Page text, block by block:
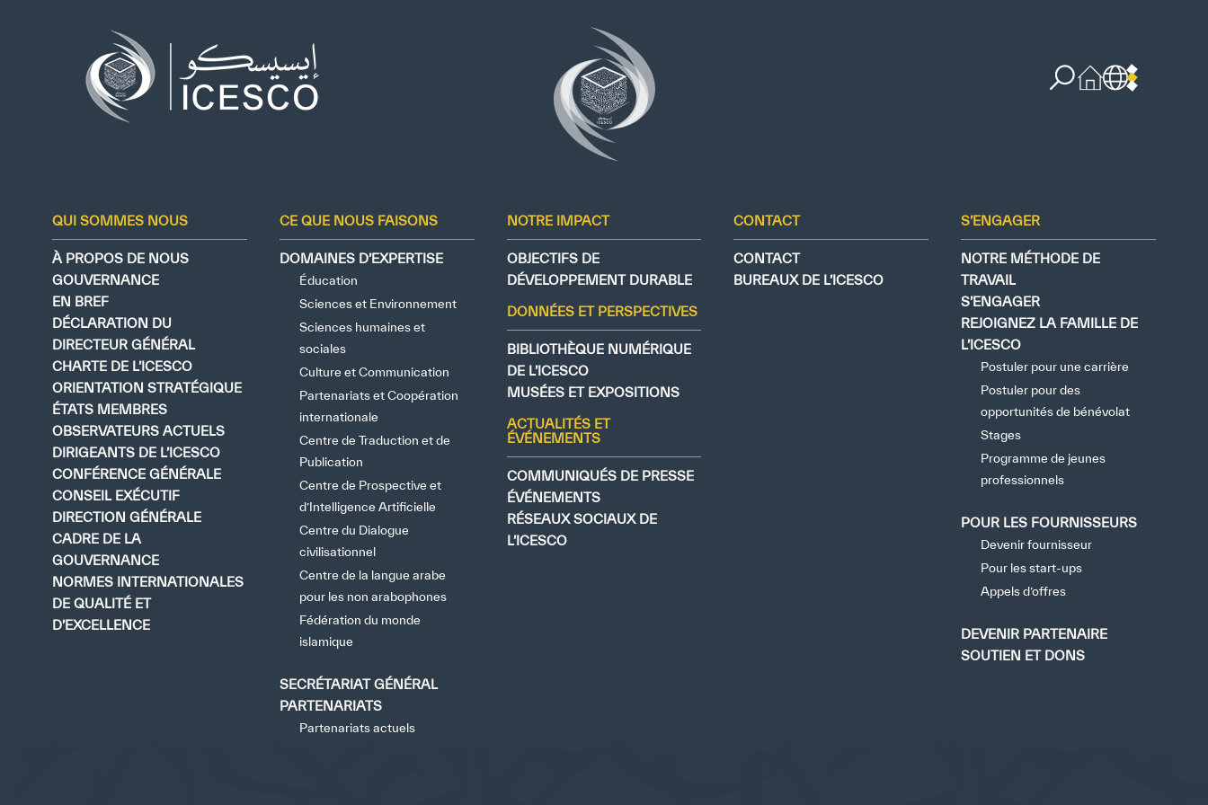
Ce que nous faisons
Notre impact
Contact
S’engager
©Copyright ICESCO. Tous droits réservés. Conditions d’utilisation Politique de confidentialité Droit d’auteur Clause de non-responsabilité
✪
✪ ✪
✪ ✪ ✪
✪ ✪ ✪
✪ ✪ ✪ ✪
Extremely Dissatisfied
QUI SOMMES NOUS
À PROPOS DE NOUS
GOUVERNANCE
EN BREF
DÉCLARATION DU
DIRECTEUR GÉNÉRAL
CHARTE DE L’ICESCO
ORIENTATION STRATÉGIQUE
ÉTATS MEMBRES
OBSERVATEURS ACTUELS
DIRIGEANTS DE L’ICESCO
CONFÉRENCE GÉNÉRALE
CONSEIL EXÉCUTIF
DIRECTION GÉNÉRALE
CADRE DE LA
GOUVERNANCE
NORMES INTERNATIONALES
DE QUALITÉ ET
D’EXCELLENCE
CE QUE NOUS FAISONS
DOMAINES D’EXPERTISE
Éducation
Sciences et Environnement
Sciences humaines et
sociales
Culture et Communication
Partenariats et Coopération
internationale
Centre de Traduction et de
Publication
Centre de Prospective et
d’Intelligence Artificielle
Centre du Dialogue
civilisationnel
Centre de la langue arabe
pour les non arabophones
Fédération du monde
islamique
SECRÉTARIAT GÉNÉRAL
PARTENARIATS
Partenariats actuels
NOTRE IMPACT
OBJECTIFS DE
DÉVELOPPEMENT DURABLE
DONNÉES ET PERSPECTIVES
BIBLIOTHÈQUE NUMÉRIQUE
DE L’ICESCO
MUSÉES ET EXPOSITIONS
ACTUALITÉS ET
ÉVÉNEMENTS
COMMUNIQUÉS DE PRESSE
ÉVÉNEMENTS
RÉSEAUX SOCIAUX DE
L’ICESCO
CONTACT
CONTACT
BUREAUX DE L’ICESCO
S’ENGAGER
NOTRE MÉTHODE DE
TRAVAIL
S’ENGAGER
REJOIGNEZ LA FAMILLE DE
L’ICESCO
Postuler pour une carrière
Postuler pour des
opportunités de bénévolat
Stages
Programme de jeunes
professionnels
POUR LES FOURNISSEURS
Devenir fournisseur
Pour les start-ups
Appels d’offres
DEVENIR PARTENAIRE
SOUTIEN ET DONS